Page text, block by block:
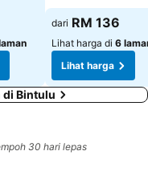
dari RM 136
Lihat harga di 6
Lihat harga
di Bintulu
30 hari lepas